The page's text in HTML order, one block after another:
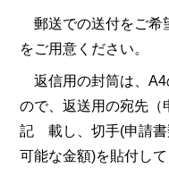
郵送での送付をご希
をご用意ください。
返信用の封筒は、A4
ので、返送用の宛先（
記 載し、切手(申請書
可能な金額)を貼付して